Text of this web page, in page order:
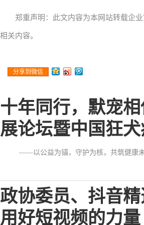
郑重声明：此文内容为本网站转载企
相关内容。
分享到微信
十年同行，默宠
展论坛暨中国狂
——以公益为锚，守护为核，共筑健康
政协委员、抖音
用好短视频的力量